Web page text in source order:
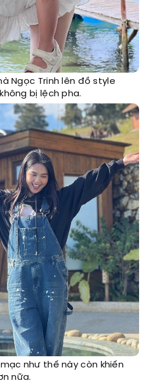
Ngọc Trinh lên đồ style
bị lệch pha.
như thế này còn khiến
nữa.